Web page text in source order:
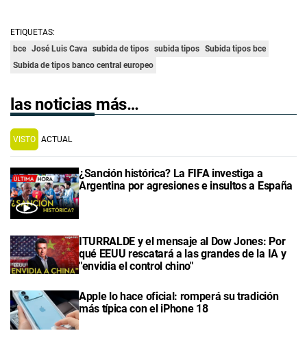
ETIQUETAS:
bce José Luis Cava subida de tipos subida tipos Subida tipos bce
Subida de tipos banco central europeo
las noticias más…
VISTO ACTUAL
¿Sanción histórica? La FIFA investiga a
Argentina por agresiones e insultos a España
ITURRALDE y el mensaje al Dow Jones: Por
qué EEUU rescatará a las grandes de la IA y
"envidia el control chino"
Apple lo hace oficial: romperá su tradición
más típica con el iPhone 18